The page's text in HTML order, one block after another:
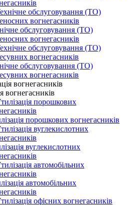
обслуговування (ТО)
вогнегасників
обслуговування (ТО)
вогнегасників
вогнегасників
порошкових вогнегасників
вуглекислотних
автомобільних